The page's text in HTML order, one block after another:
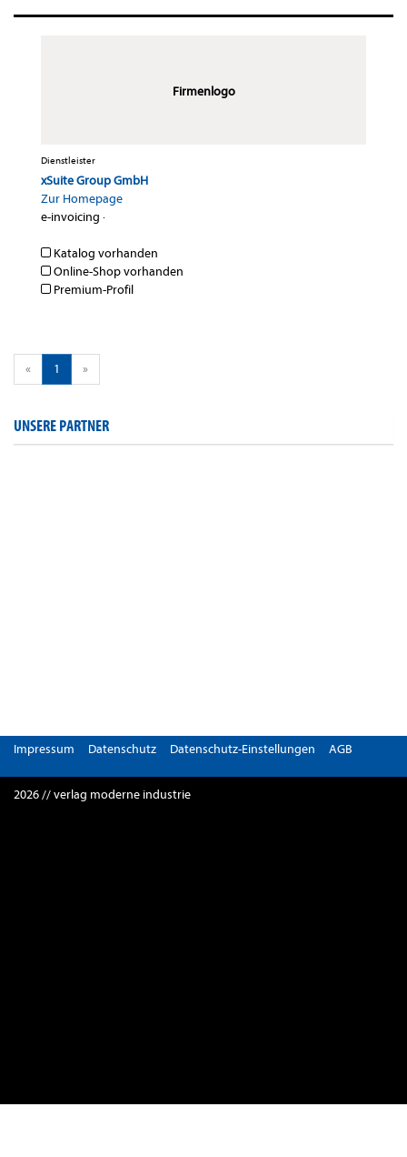
Firmenlogo
Dienstleister
xSuite Group GmbH
Zur Homepage
e-invoicing ·
Katalog vorhanden
Online-Shop vorhanden
Premium-Profil
« 1 »
UNSERE PARTNER
Impressum Datenschutz Datenschutz-Einstellungen AGB
2026 // verlag moderne industrie